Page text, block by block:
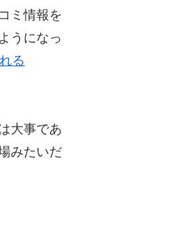
ミ情報を
うになっ
る
大事であ
みたいだ